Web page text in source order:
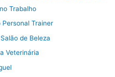
Trabalho
Personal Trainer
de Beleza
Veterinária